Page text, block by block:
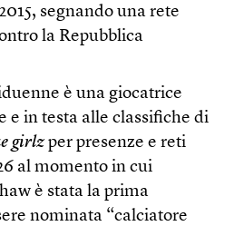
segnando una rete
la Repubblica
è una giocatrice
e in testa alle classifiche di
girlzper presenze e reti
al momento in cui
è stata la prima
nominata “calciatore